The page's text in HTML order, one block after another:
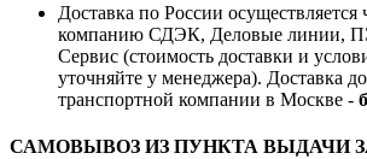
Доставка по России осуществляется
компанию СДЭК, Деловые линии,
Сервис (стоимость доставки и
уточняйте у менеджера). Доставка
транспортной компании в Москве -
САМОВЫВОЗ ИЗ ПУНКТА ВЫДАЧИ